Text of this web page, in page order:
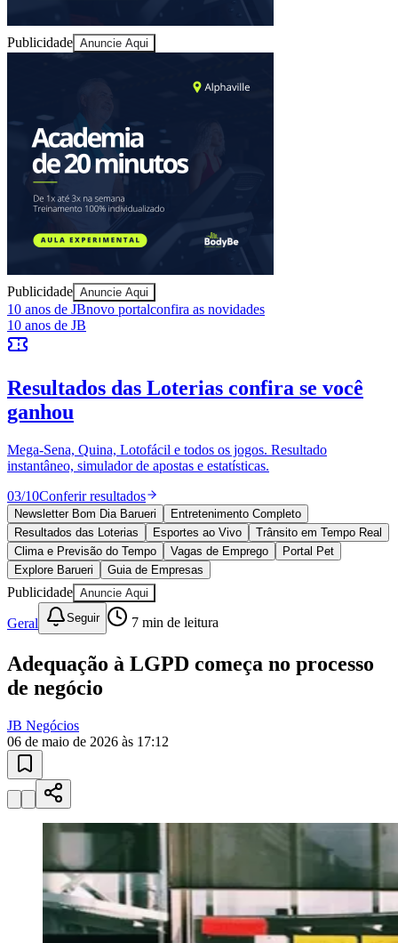
Juventude
Publicidade Anuncie Aqui
Publicidade Anuncie Aqui
10 anos de JBnovo portal
Esportes ao Vivo
atualizadas
Paulistão, Brasileirão, Champions League e mais. Placar em tempo
real, classificação e notícias esportivas.
Acompanhar jogos
Newsletter Bom Dia Barueri
Entretenimento Completo
Resultados das Loterias
Esportes ao Vivo
Trânsito em Tempo Real
Clima e Previsão do Tempo
Vagas de Emprego
Portal Pet